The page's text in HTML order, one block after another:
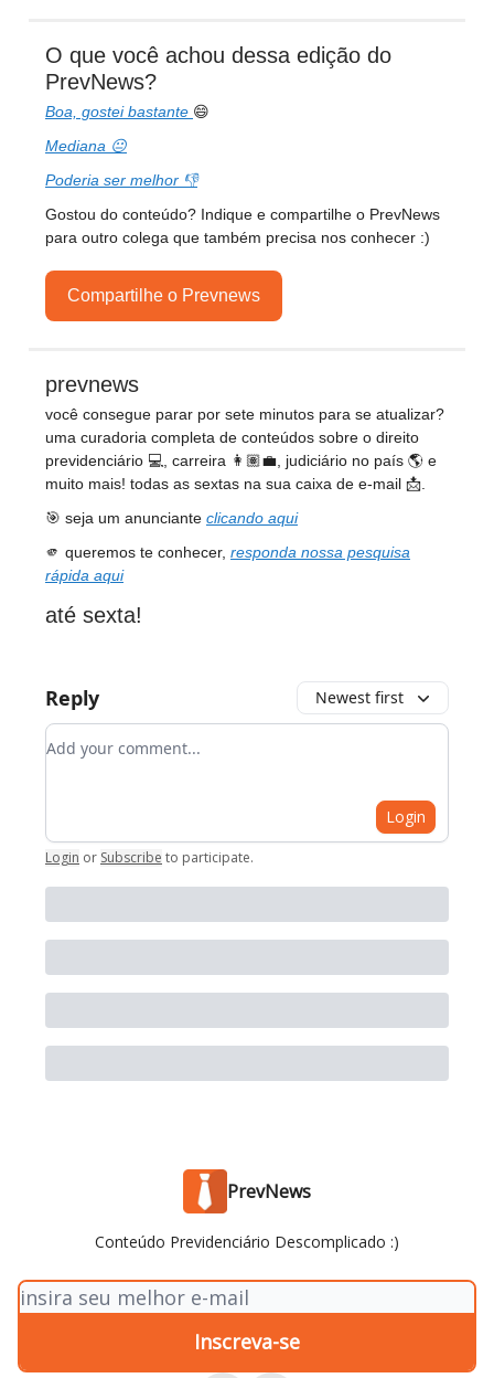
O que você achou dessa edição do
PrevNews?
Boa, gostei bastante 😄
Mediana 😐
Poderia ser melhor 👎
Gostou do conteúdo? Indique e compartilhe o PrevNews
para outro colega que também precisa nos conhecer :)
Compartilhe o Prevnews
prevnews
você consegue parar por sete minutos para se atualizar?
uma curadoria completa de conteúdos sobre o direito
previdenciário 💻, carreira 👩🏽‍💼, judiciário no país 🌎 e
muito mais! todas as sextas na sua caixa de e-mail 📩.
🎯 seja um anunciante clicando aqui
🫵 queremos te conhecer, responda nossa pesquisa
rápida aqui
até sexta!
Reply Newest first
Add your comment
Login
Login or Subscribe to participate.
PrevNews
Conteúdo Previdenciário Descomplicado :)